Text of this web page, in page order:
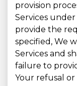
provision
Services
provide the
specified, We
Services and
failure to
Your refusal or